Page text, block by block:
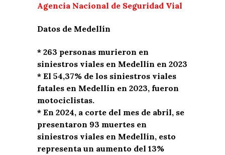
Agencia Nacional de Seguridad Vial
Datos de Medellín
* 263 personas murieron en
siniestros viales en Medellín en 2023
* El 54,37% de los siniestros viales
fatales en Medellín en 2023, fueron
motociclistas.
* En 2024, a corte del mes de abril, se
presentaron 93 muertes en
siniestros viales en Medellín, esto
representa un aumento del 13%